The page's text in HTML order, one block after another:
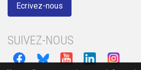
Ecrivez-nous
SUIVEZ-NOUS